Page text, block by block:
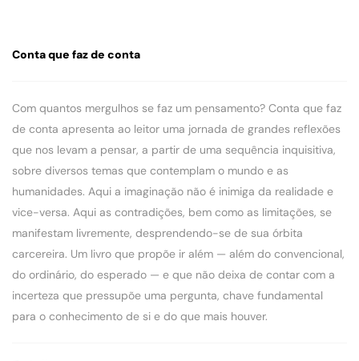
Conta que faz de conta
Com quantos mergulhos se faz um pensamento? Conta que faz
de conta apresenta ao leitor uma jornada de grandes reflexões
que nos levam a pensar, a partir de uma sequência inquisitiva,
sobre diversos temas que contemplam o mundo e as
humanidades. Aqui a imaginação não é inimiga da realidade e
vice-versa. Aqui as contradições, bem como as limitações, se
manifestam livremente, desprendendo-se de sua órbita
carcereira. Um livro que propõe ir além — além do convencional,
do ordinário, do esperado — e que não deixa de contar com a
incerteza que pressupõe uma pergunta, chave fundamental
para o conhecimento de si e do que mais houver.